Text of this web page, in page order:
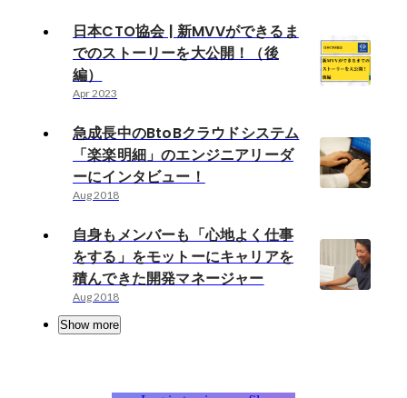
日本CTO協会 | 新MVVができるま
でのストーリーを大公開！（後
編）
Apr 2023
急成長中のBtoBクラウドシステム
「楽楽明細」のエンジニアリーダ
ーにインタビュー！
Aug 2018
自身もメンバーも「心地よく仕事
をする」をモットーにキャリアを
積んできた開発マネージャー
Aug 2018
Show more